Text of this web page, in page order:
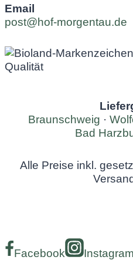
Email
post@hof-morgentau.de
Braunschweig ·
Bad
Alle Preise inkl.
Facebook Instagram